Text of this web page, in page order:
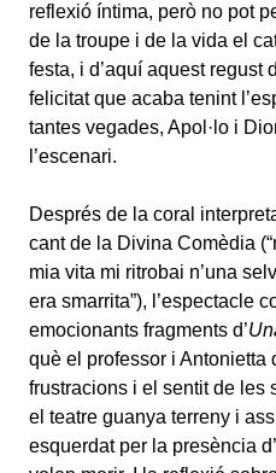
reflexió íntima, però no pot
de la troupe i de la vida el
festa, i d’aquí aquest regust
felicitat que acaba tenint
tantes vegades, Apol·lo i
l’escenari.
Després de la coral
cant de la Divina Comèdia
mia vita mi ritrobai n’una
era smarrita”), l’espectacle
emocionants fragments d’
què el professor i Antonietta
frustracions i el sentit de les
el teatre guanya terreny i
esquerdat per la presència